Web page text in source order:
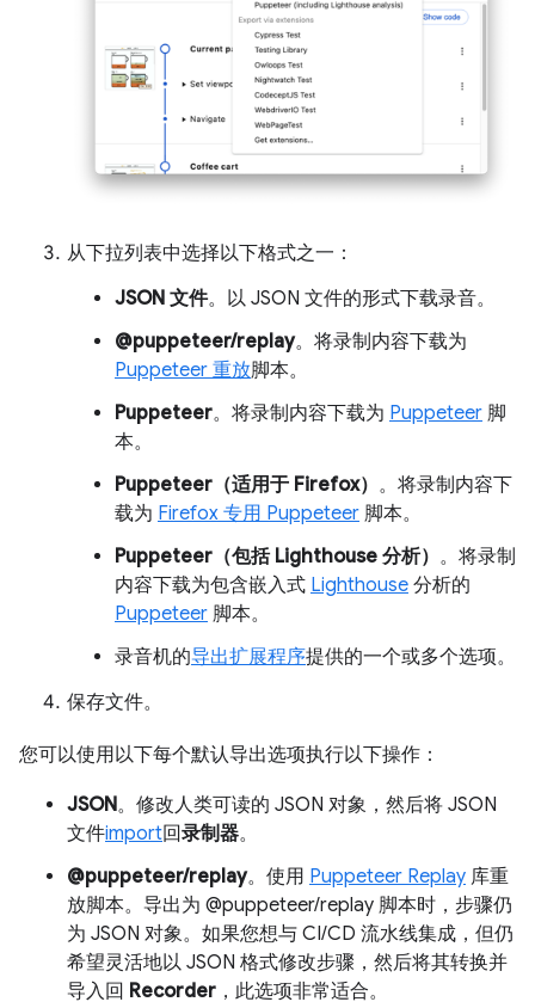
从下拉列表中选择以下格式之一：
JSON 文件。以 JSON 文件的形式下载录音。
@puppeteer/replay。将录制内容下载为
Puppeteer 重放脚本。
Puppeteer。将录制内容下载为 Puppeteer 脚
本。
Puppeteer（适用于 Firefox） 。将录制内容下
载为 Firefox 专用 Puppeteer 脚本。
Puppeteer（包括 Lighthouse 分析） 。将录制
内容下载为包含嵌入式 Lighthouse 分析的
Puppeteer 脚本。
录音机的导出扩展程序提供的一个或多个选项。
保存文件。
您可以使用以下每个默认导出选项执行以下操作：
JSON。修改人类可读的 JSON 对象，然后将 JSON
文件import回录制器。
@puppeteer/replay。使用 Puppeteer Replay 库重
放脚本。导出为 @puppeteer/replay 脚本时，步骤仍
为 JSON 对象。如果您想与 CI/CD 流水线集成，但仍
希望灵活地以 JSON 格式修改步骤，然后将其转换并
导入回 Recorder ，此选项非常适合。